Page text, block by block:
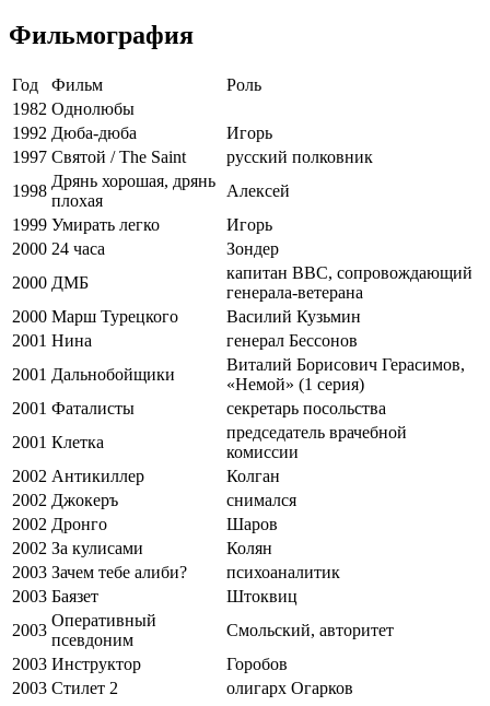
Фильмография
Год Фильм
Роль
1982 Однолюбы
1992 Дюба-дюба
Игорь
1997 Святой / The Saint
русский полковник
1998
Дрянь хорошая, дрянь
плохая
Алексей
1999 Умирать легко
Игорь
2000 24 часа
Зондер
2000 ДМБ
капитан ВВС, сопровождающий
генерала-ветерана
2000 Марш Турецкого
Василий Кузьмин
2001 Нина
генерал Бессонов
2001 Дальнобойщики
Виталий Борисович Герасимов,
«Немой» (1 серия)
2001 Фаталисты
секретарь посольства
2001 Клетка
председатель врачебной
комиссии
2002 Антикиллер
Колган
2002 Джокеръ
снимался
2002 Дронго
Шаров
2002 За кулисами
Колян
2003 Зачем тебе алиби?
психоаналитик
2003 Баязет
Штоквиц
2003
Оперативный
псевдоним
Смольский, авторитет
2003 Инструктор
Горобов
2003 Стилет 2
олигарх Огарков